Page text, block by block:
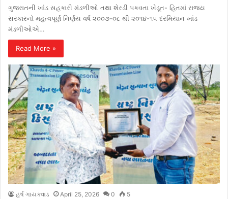
ગુજરાતની ખાંડ સહકારી મંડળીઓ તથા શેરડી પકવતા ખેડૂત- હિતમાં રાજ્ય
સરકારનો મહત્વપૂર્ણ નિર્ણય વર્ષ ૨૦૦૭-૦૮ થી ૨૦૧૪-૧૫ દરમિયાન ખાંડ
મંડળીઓએ…
Read More »
હર્ષ ગાયક્વાડ April 25, 2026 0 5